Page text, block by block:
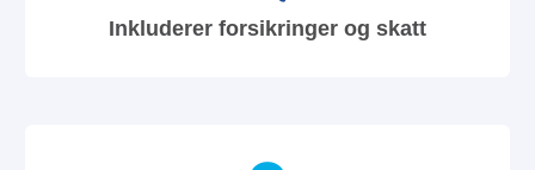
Inkluderer forsikringer og skatt